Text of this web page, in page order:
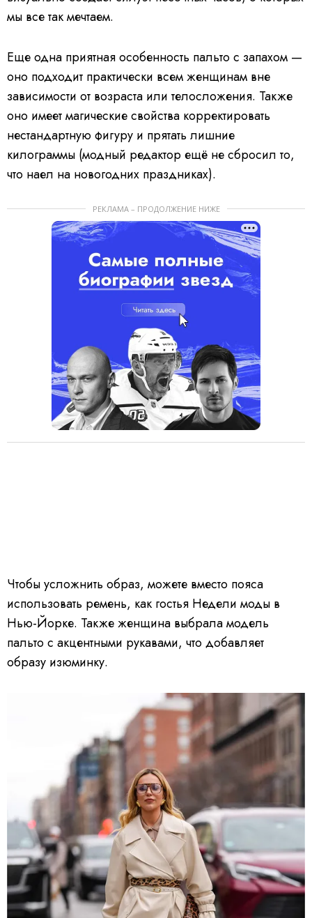
мы все так мечтаем.
Еще одна приятная особенность пальто с запахом —
оно подходит практически всем женщинам вне
зависимости от возраста или телосложения. Также
оно имеет магические свойства корректировать
нестандартную фигуру и прятать лишние
килограммы (модный редактор ещё не сбросил то,
что наел на новогодних праздниках).
РЕКЛАМА – ПРОДОЛЖЕНИЕ НИЖЕ
Чтобы усложнить образ, можете вместо пояса
использовать ремень, как гостья Недели моды в
Нью-Йорке. Также женщина выбрала модель
пальто с акцентными рукавами, что добавляет
образу изюминку.